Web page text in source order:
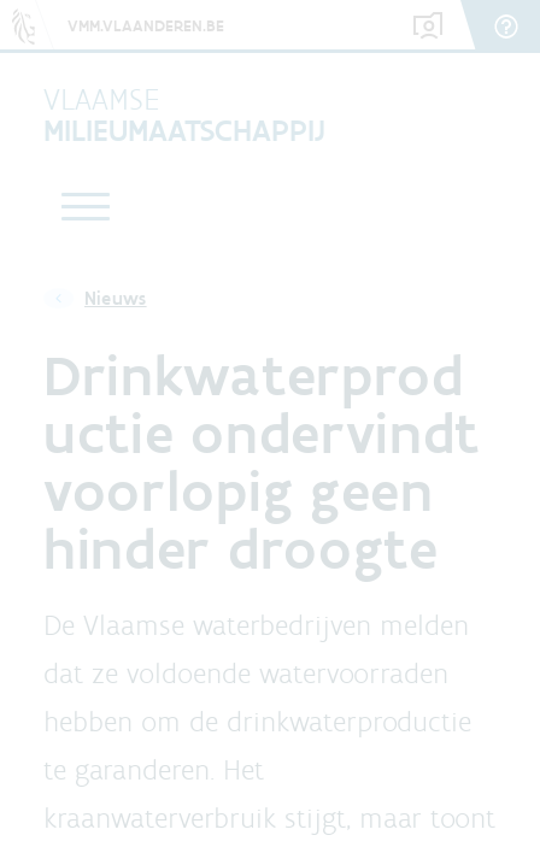
VMM.VLAANDEREN.BE
VLAAMSE
MILIEUMAATSCHAPPIJ
Nieuws
Drinkwaterprod
uctie ondervindt
voorlopig geen
hinder droogte
De Vlaamse waterbedrijven melden
dat ze voldoende watervoorraden
hebben om de drinkwaterproductie
te garanderen. Het
kraanwaterverbruik stijgt, maar toont